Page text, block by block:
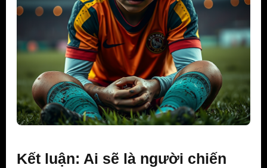
Kết luận: Ai sẽ là người chiến